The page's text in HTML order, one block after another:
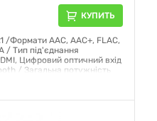
КУПИТЬ
/Формати AAC, AAC+, FLAC,
/ Тип під'єднання
Цифровий оптичний вхід
/ Загальна потужність